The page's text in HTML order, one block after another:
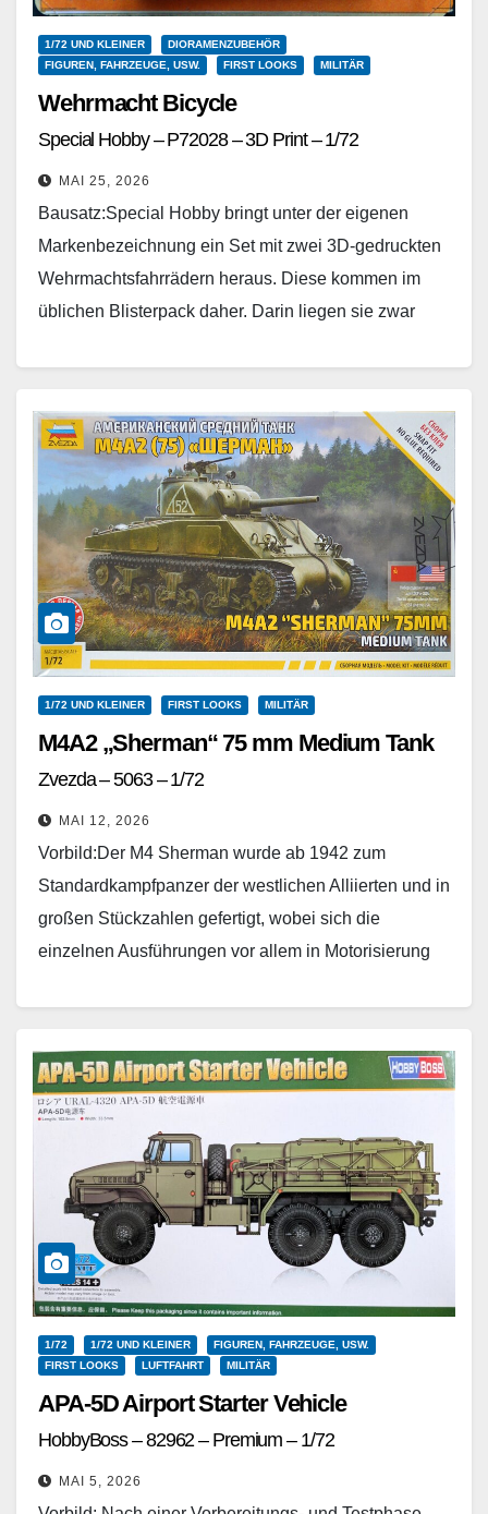
1/72 UND KLEINER
DIORAMENZUBEHÖR
FIGUREN, FAHRZEUGE, USW.
FIRST LOOKS MILITÄR
Wehrmacht Bicycle
Special Hobby – P72028 – 3D Print – 1/72
MAI 25, 2026
Bausatz:Special Hobby bringt unter der eigenen
Markenbezeichnung ein Set mit zwei 3D-gedruckten
Wehrmachtsfahrrädern heraus. Diese kommen im
üblichen Blisterpack daher. Darin liegen sie zwar
1/72 UND KLEINER FIRST LOOKS MILITÄR
M4A2 „Sherman“ 75 mm Medium Tank
Zvezda – 5063 – 1/72
MAI 12, 2026
Vorbild:Der M4 Sherman wurde ab 1942 zum
Standardkampfpanzer der westlichen Alliierten und in
großen Stückzahlen gefertigt, wobei sich die
einzelnen Ausführungen vor allem in Motorisierung
1/72 1/72 UND KLEINER
FIGUREN, FAHRZEUGE, USW.
FIRST LOOKS
LUFTFAHRT MILITÄR
APA-5D Airport Starter Vehicle
HobbyBoss – 82962 – Premium – 1/72
MAI 5, 2026